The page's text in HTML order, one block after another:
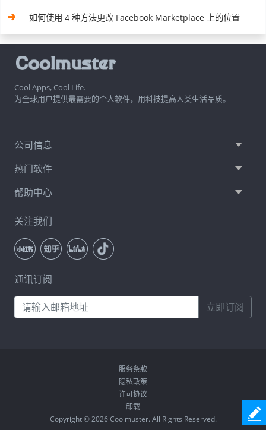
如何使用 4 种方法更改 Facebook Marketplace 上的位置
Cool Apps, Cool Life.
为全球用户提供最需要的个人软件，用科技提高人类生活品质。
公司信息
热门软件
帮助中心
关注我们
通讯订阅
立即订阅
服务条款
隐私政策
许可协议
卸载
Copyright © 2026 Coolmuster. All Rights Reserved.